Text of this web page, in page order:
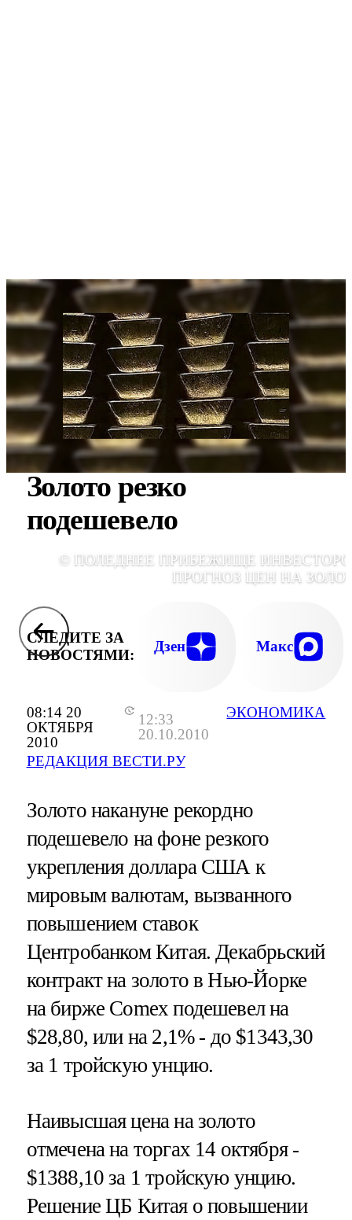
08:14 20
ОКТЯБРЯ
2010
12:33
20.10.2010
РЕДАКЦИЯ ВЕСТИ.РУ
ЭКОНОМИКА
Золото резко
подешевело
© ПОЛЕДНЕЕ ПРИБЕЖИЩЕ
ПРОГНОЗ ЦЕН НА
СЛЕДИТЕ ЗА
НОВОСТЯМИ:
Дзен Макс
Золото накануне рекордно
подешевело на фоне резкого
укрепления доллара США к
мировым валютам, вызванного
повышением ставок
Центробанком Китая. Декабрьский
контракт на золото в Нью-Йорке
на бирже Comex подешевел на
$28,80, или на 2,1% - до $1343,30
за 1 тройскую унцию.
Наивысшая цена на золото
отмечена на торгах 14 октября -
$1388,10 за 1 тройскую унцию.
Решение ЦБ Китая о повышении